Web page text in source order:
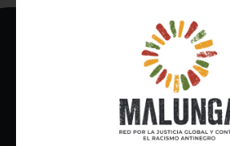
Inscríbete al boletín informativo